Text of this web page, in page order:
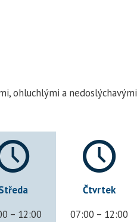
ohluchlými a nedoslýchavými
– 12:00
Čtvrtek
07:00 – 12:00